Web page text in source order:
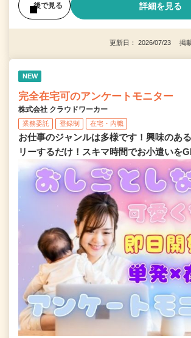
後で見る 詳細を見る
更新日： 2026/07/23 掲
NEW
完全在宅可のアンケートモニター
株式会社 クラウドワーカー
業務委託 登録制 在宅・内職
お仕事のジャンルは多様です！興味のあ
リーするだけ！スキマ時間でお小遣いを